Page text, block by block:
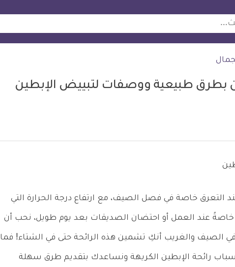
بطرق طبيعية ووصفات لتبييض الإبطين
التعرق خاصة في فصل الصيف، مع ارتفاع درجة الحرارة التي
خاصةً عند العمل أو احتضان الصديقات بعد يوم طويل، نحب أن
الصيف والغريب أنكِ تشمين هذه الرائحة حتى في الشتاء! فما
رائحة الإبطين الكريهة ونساعدك بتقديم طرق سهلة